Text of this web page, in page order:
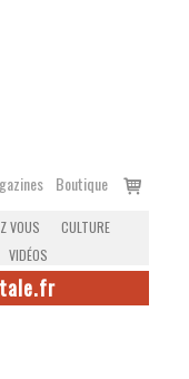
Boutique
Voir
VOUS
CULTURE
VIDÉOS